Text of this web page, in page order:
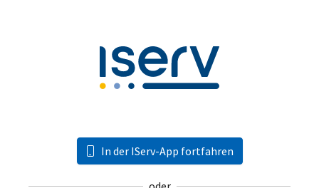
In der IServ-App fortfahren